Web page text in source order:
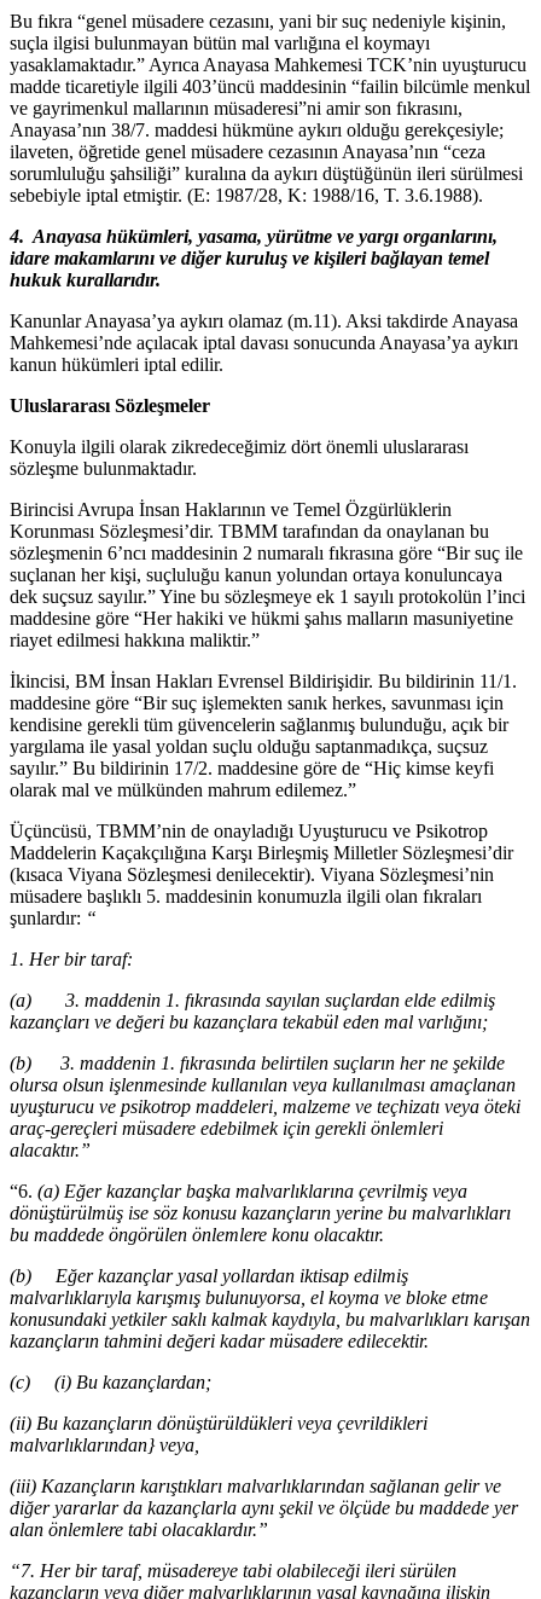
Bu fıkra “genel müsadere cezasını, yani bir suç nedeniyle kişinin,
suçla ilgisi bulunmayan bütün mal varlığına el koymayı
yasaklamaktadır.” Ayrıca Anayasa Mahkemesi TCK’nin uyuşturucu
madde ticaretiyle ilgili 403’üncü maddesinin “failin bilcümle menkul
ve gayrimenkul mallarının müsaderesi”ni amir son fıkrasını,
Anayasa’nın 38/7. maddesi hükmüne aykırı olduğu gerekçesiyle;
ilaveten, öğretide genel müsadere cezasının Anayasa’nın “ceza
sorumluluğu şahsiliği” kuralına da aykırı düştüğünün ileri sürülmesi
sebebiyle iptal etmiştir. (E: 1987/28, K: 1988/16, T. 3.6.1988).
4. Anayasa hükümleri, yasama, yürütme ve yargı organlarını,
idare makamlarını ve diğer kuruluş ve kişileri bağlayan temel
hukuk kurallarıdır.
Kanunlar Anayasa’ya aykırı olamaz (m.11). Aksi takdirde Anayasa
Mahkemesi’nde açılacak iptal davası sonucunda Anayasa’ya aykırı
kanun hükümleri iptal edilir.
Uluslararası Sözleşmeler
Konuyla ilgili olarak zikredeceğimiz dört önemli uluslararası
sözleşme bulunmaktadır.
Birincisi Avrupa İnsan Haklarının ve Temel Özgürlüklerin
Korunması Sözleşmesi’dir. TBMM tarafından da onaylanan bu
sözleşmenin 6’ncı maddesinin 2 numaralı fıkrasına göre “Bir suç ile
suçlanan her kişi, suçluluğu kanun yolundan ortaya konuluncaya
dek suçsuz sayılır.” Yine bu sözleşmeye ek 1 sayılı protokolün l’inci
maddesine göre “Her hakiki ve hükmi şahıs malların masuniyetine
riayet edilmesi hakkına maliktir.”
İkincisi, BM İnsan Hakları Evrensel Bildirişidir. Bu bildirinin 11/1.
maddesine göre “Bir suç işlemekten sanık herkes, savunması için
kendisine gerekli tüm güvencelerin sağlanmış bulunduğu, açık bir
yargılama ile yasal yoldan suçlu olduğu saptanmadıkça, suçsuz
sayılır.” Bu bildirinin 17/2. maddesine göre de “Hiç kimse keyfi
olarak mal ve mülkünden mahrum edilemez.”
Üçüncüsü, TBMM’nin de onayladığı Uyuşturucu ve Psikotrop
Maddelerin Kaçakçılığına Karşı Birleşmiş Milletler Sözleşmesi’dir
(kısaca Viyana Sözleşmesi denilecektir). Viyana Sözleşmesi’nin
müsadere başlıklı 5. maddesinin konumuzla ilgili olan fıkraları
şunlardır: “
1. Her bir taraf:
(a) 3. maddenin 1. fıkrasında sayılan suçlardan elde edilmiş
kazançları ve değeri bu kazançlara tekabül eden mal varlığını;
(b) 3. maddenin 1. fıkrasında belirtilen suçların her ne şekilde
olursa olsun işlenmesinde kullanılan veya kullanılması amaçlanan
uyuşturucu ve psikotrop maddeleri, malzeme ve teçhizatı veya öteki
araç-gereçleri müsadere edebilmek için gerekli önlemleri
alacaktır.”
“6. (a) Eğer kazançlar başka malvarlıklarına çevrilmiş veya
dönüştürülmüş ise söz konusu kazançların yerine bu malvarlıkları
bu maddede öngörülen önlemlere konu olacaktır.
(b) Eğer kazançlar yasal yollardan iktisap edilmiş
malvarlıklarıyla karışmış bulunuyorsa, el koyma ve bloke etme
konusundaki yetkiler saklı kalmak kaydıyla, bu malvarlıkları karışan
kazançların tahmini değeri kadar müsadere edilecektir.
(c) (i) Bu kazançlardan;
(ii) Bu kazançların dönüştürüldükleri veya çevrildikleri
malvarlıklarından} veya,
(iii) Kazançların karıştıkları malvarlıklarından sağlanan gelir ve
diğer yararlar da kazançlarla aynı şekil ve ölçüde bu maddede yer
alan önlemlere tabi olacaklardır.”
“7. Her bir taraf, müsadereye tabi olabileceği ileri sürülen
kazançların veya diğer malvarlıklarının yasal kaynağına ilişkin